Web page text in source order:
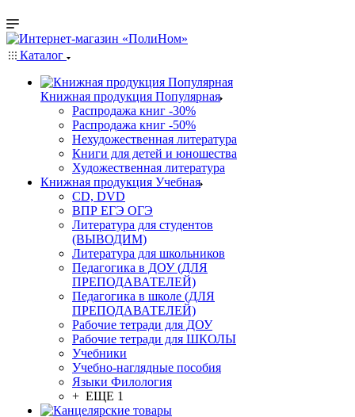
Каталог
Книжная продукция Популярная
Распродажа книг -30%
Распродажа книг -50%
Нехудожественная литература
Книги для детей и юношества
Художественная литература
Книжная продукция Учебная
CD, DVD
ВПР ЕГЭ ОГЭ
Литература для студентов
(ВЫВОДИМ)
Литература для школьников
Педагогика в ДОУ (ДЛЯ
ПРЕПОДАВАТЕЛЕЙ)
Педагогика в школе (ДЛЯ
ПРЕПОДАВАТЕЛЕЙ)
Рабочие тетради для ДОУ
Рабочие тетради для ШКОЛЫ
Учебники
Учебно-наглядные пособия
Языки Филология
+ ЕЩЕ 1